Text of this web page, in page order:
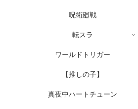
呪術廻戦
転スラ
ワールドトリガー
【推しの子】
真夜中ハートチューン